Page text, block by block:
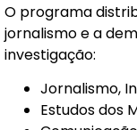
O programa
jornalismo e a
investigação:
Jornalismo,
Estudos dos